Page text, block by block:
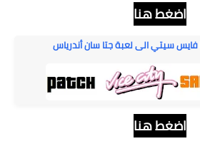
اضغط هنا
فايس سيتي الى لعبة جتا سان أندرياس
اضغط هنا